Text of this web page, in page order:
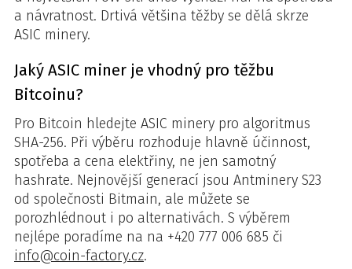
a návratnost. Drtivá většina těžby se dělá skrze
ASIC minery.
Jaký ASIC miner je vhodný pro těžbu
Bitcoinu?
Pro Bitcoin hledejte ASIC minery pro algoritmus
SHA-256. Při výběru rozhoduje hlavně účinnost,
spotřeba a cena elektřiny, ne jen samotný
hashrate. Nejnovější generací jsou Antminery S23
od společnosti Bitmain, ale můžete se
porozhlédnout i po alternativách. S výběrem
nejlépe poradíme na na +420 777 006 685 či
info@coin-factory.cz.